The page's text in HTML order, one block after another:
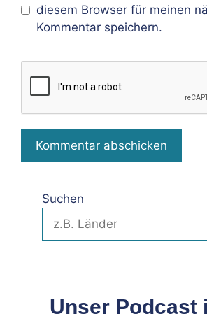
diesem Browser für meinen
Kommentar speichern.
Suchen
Unser Podcast